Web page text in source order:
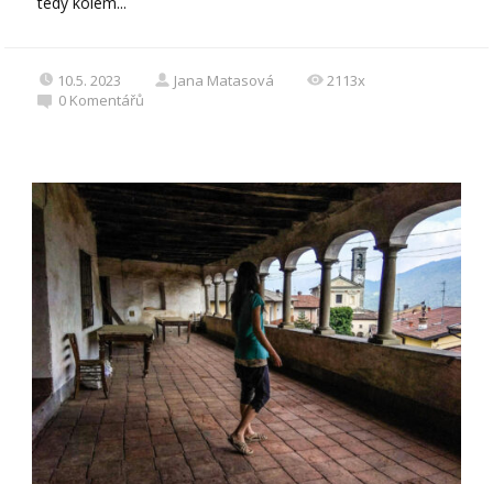
10.5. 2023 Jana Matasová
2113x
0 Komentářů